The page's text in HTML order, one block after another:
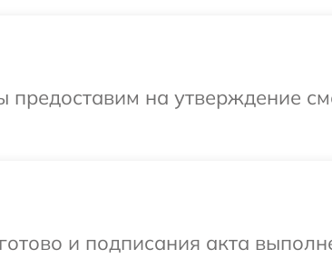
на утверждение
и подписания акта